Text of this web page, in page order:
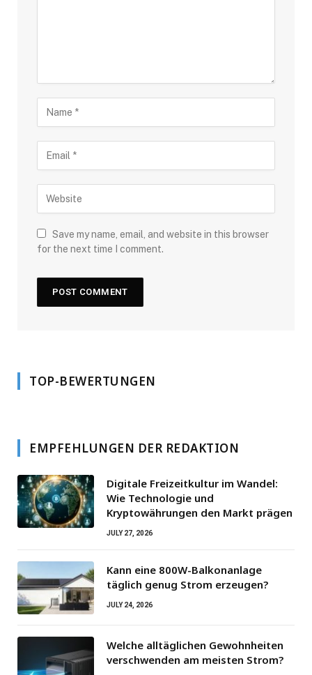
Save my name, email, and website in this browser
for the next time I comment.
TOP-BEWERTUNGEN
EMPFEHLUNGEN DER REDAKTION
Digitale Freizeitkultur im Wandel:
Wie Technologie und
Kryptowährungen den Markt prägen
JULY 27, 2026
Kann eine 800W-Balkonanlage
täglich genug Strom erzeugen?
JULY 24, 2026
Welche alltäglichen Gewohnheiten
verschwenden am meisten Strom?